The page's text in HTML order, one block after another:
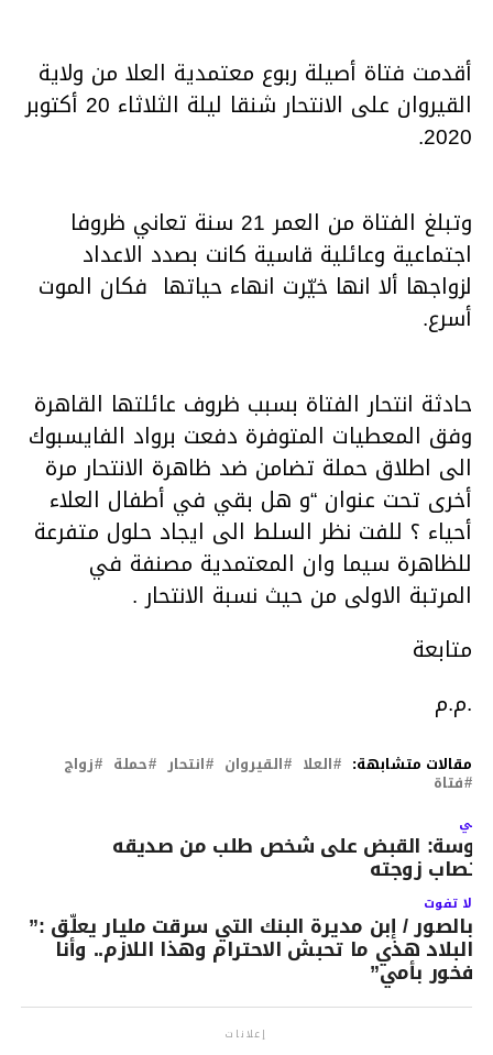
أقدمت فتاة أصيلة ربوع معتمدية العلا من ولاية
القيروان على الانتحار شنقا ليلة الثلاثاء 20 أكتوبر
2020.
وتبلغ الفتاة من العمر 21 سنة تعاني ظروفا
اجتماعية وعائلية قاسية كانت بصدد الاعداد
لزواجها ألا انها خيّرت انهاء حياتها فكان الموت
أسرع.
حادثة انتحار الفتاة بسبب ظروف عائلتها القاهرة
وفق المعطيات المتوفرة دفعت برواد الفايسبوك
الى اطلاق حملة تضامن ضد ظاهرة الانتحار مرة
أخرى تحت عنوان “و هل بقي في أطفال العلاء
أحياء ؟ للفت نظر السلط الى ايجاد حلول متفرعة
للظاهرة سيما وان المعتمدية مصنفة في
المرتبة الاولى من حيث نسبة الانتحار .
متابعة
.م.م
مقالات متشابهة: العلا القيروان انتحار حملة زواج
فتاة
القبض على شخص طلب من صديقه
زوجته
لا تفوت
بالصور / إبن مديرة البنك التي سرقت مليار يعلّق :”
البلاد هذي ما تحبش الاحترام وهذا اللازم.. وأنا
فخور بأمي”
إعلانات